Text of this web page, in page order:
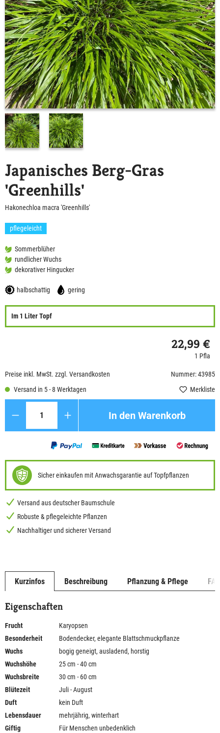
Japanisches Berg-Gras
'Greenhills'
Hakonechloa macra 'Greenhills'
pflegeleicht
Sommerblüher
rundlicher Wuchs
dekorativer Hingucker
halbschattig gering
Im 1 Liter Topf
22,99 €
1 Pfla
Preise inkl. MwSt. zzgl. Versandkosten
Nummer: 43985
Versand in 5 - 8 Werktagen
Merkliste
In den Warenkorb
Sicher einkaufen mit Anwachsgarantie auf Topfpflanzen
Versand aus deutscher Baumschule
Robuste & pflegeleichte Pflanzen
Nachhaltiger und sicherer Versand
Kurzinfos Beschreibung Pflanzung & Pflege
Eigenschaften
Frucht
Karyopsen
Besonderheit
Bodendecker, elegante Blattschmuckpflanze
Wuchs
bogig geneigt, ausladend, horstig
Wuchshöhe
25 cm - 40 cm
Wuchsbreite
30 cm - 60 cm
Blütezeit
Juli - August
Duft
kein Duft
Lebensdauer
mehrjährig, winterhart
Giftig
Für Menschen unbedenklich